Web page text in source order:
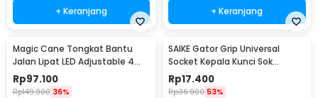
+ Keranjang + Keranjang
Magic Cane Tongkat Bantu
Jalan Lipat LED Adjustable 4
Kaki Anti Slip - EL-0087
Rp97.100
Rp149.900 36%
SAIKE Gator Grip Universal
Socket Kepala Kunci Sok
Serbaguna 7-19mm - ETC-
125MO
Rp17.400
Rp36.900 53%